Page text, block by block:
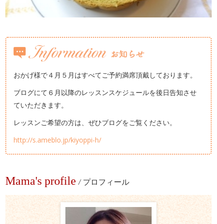
おかげ様で４月５月はすべてご予約満席頂戴しております。
ブログにて６月以降のレッスンスケジュールを後日告知させ
ていただきます。
レッスンご希望の方は、ぜひブログをご覧ください。
http://s.ameblo.jp/kiyoppi-h/
Mama's profile / プロフィール